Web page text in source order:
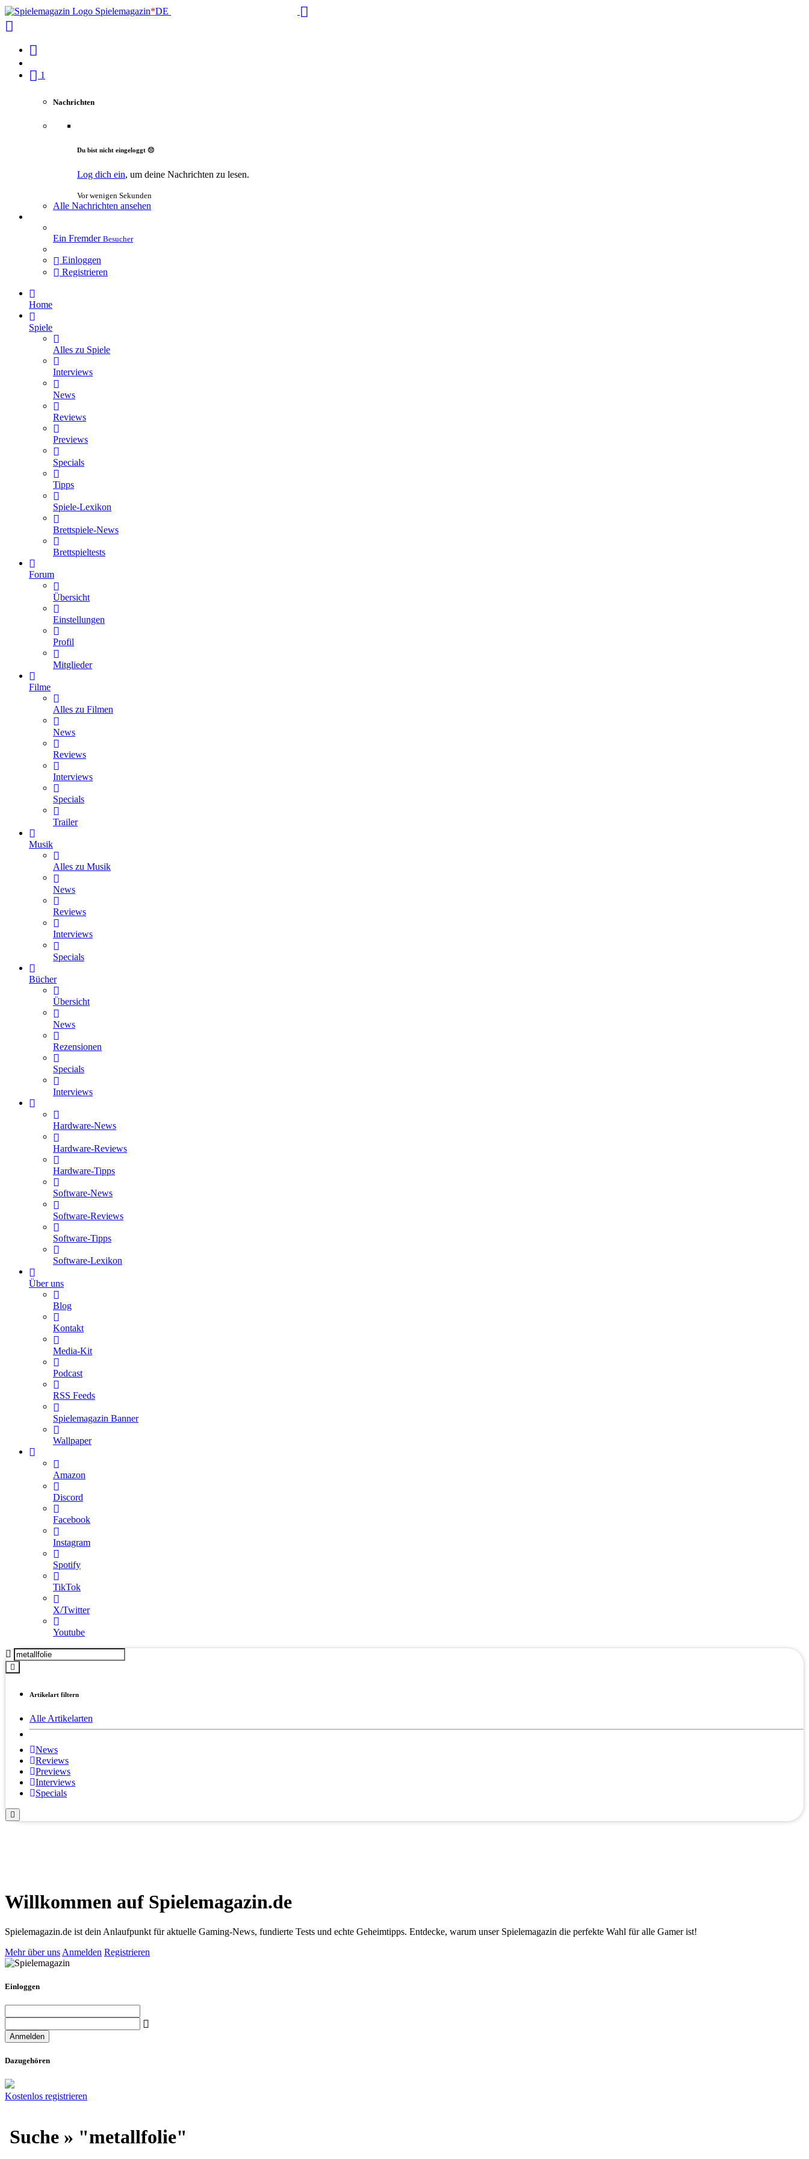
Spielemagazin*DE
1
Nachrichten
Du bist nicht eingeloggt 😔
Log dich ein, um deine Nachrichten zu lesen.
Vor wenigen Sekunden
Alle Nachrichten ansehen
Ein Fremder Besucher
Einloggen
Registrieren
Home
Spiele
Alles zu Spiele
Interviews
News
Reviews
Previews
Specials
Tipps
Spiele-Lexikon
Brettspiele-News
Brettspieltests
Forum
Übersicht
Einstellungen
Profil
Mitglieder
Filme
Alles zu Filmen
News
Reviews
Interviews
Specials
Trailer
Musik
Alles zu Musik
News
Reviews
Interviews
Specials
Bücher
Übersicht
News
Rezensionen
Specials
Interviews
Hardware-News
Hardware-Reviews
Hardware-Tipps
Software-News
Software-Reviews
Software-Tipps
Software-Lexikon
Über uns
Blog
Kontakt
Media-Kit
Podcast
RSS Feeds
Spielemagazin Banner
Wallpaper
Amazon
Discord
Facebook
Instagram
Spotify
TikTok
X/Twitter
Youtube
Artikelart filtern
Alle Artikelarten
News
Reviews
Previews
Interviews
Specials
Willkommen auf Spielemagazin.de
Spielemagazin.de ist dein Anlaufpunkt für aktuelle Gaming-News, fundierte Tests und echte Geheimtipps. Entdecke, warum unser Spielemagazin die perfekte Wahl für alle Gamer ist!
Mehr über uns Anmelden Registrieren
Einloggen
Dazugehören
Kostenlos registrieren
Suche » "metallfolie"